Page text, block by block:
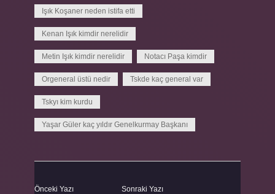
Işık Koşaner neden istifa etti
Kenan Işık kimdir nerelidir
Metin Işık kimdir nerelidir Notacı Paşa kimdir
Orgeneral üstü nedir Tskde kaç general var
Tskyı kim kurdu
Yaşar Güler kaç yıldır Genelkurmay Başkanı
Önceki Yazı Sonraki Yazı